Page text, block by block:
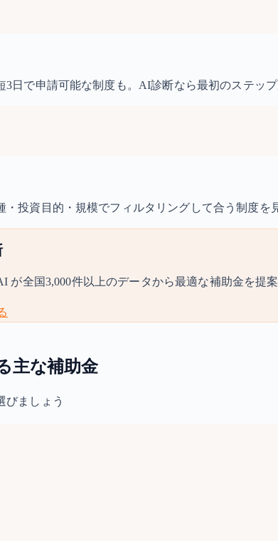
日で申請可能な制度も。AI診断なら最初のステップ
投資目的・規模でフィルタリングして合う制度を
全国3,000件以上のデータから最適な補助金を提案
主な補助金
びましょう